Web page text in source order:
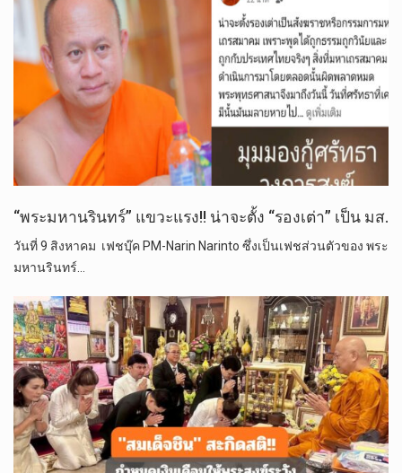
“พระมหานรินทร์” แขวะแรง!! น่าจะตั้ง “รองเต่า” เป็น มส.
วันที่ 9 สิงหาคม เฟชบุ๊ค PM-Narin Narinto ซึ่งเป็นเฟชส่วนตัวของ พระ
มหานรินทร์…